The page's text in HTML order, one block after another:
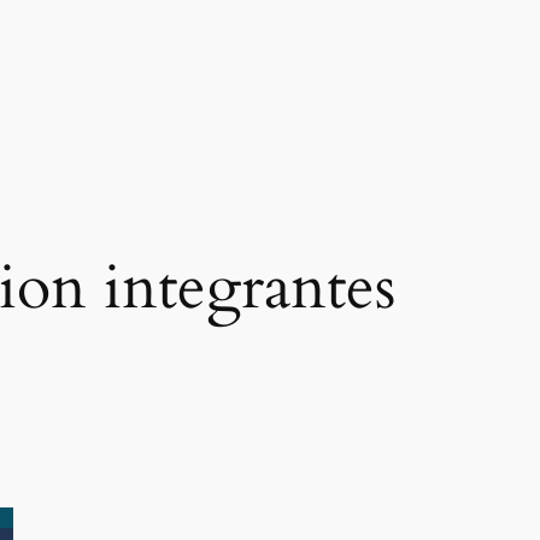
integrantes